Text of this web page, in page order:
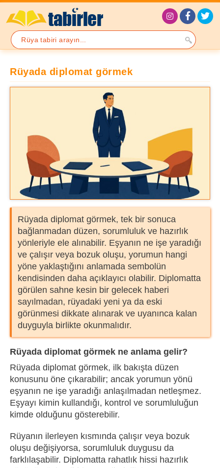
Rüyada diplomat görmek
Rüyada diplomat görmek, tek bir sonuca
bağlanmadan düzen, sorumluluk ve hazırlık
yönleriyle ele alınabilir. Eşyanın ne işe yaradığı
ve çalışır veya bozuk oluşu, yorumun hangi
yöne yaklaştığını anlamada sembolün
kendisinden daha açıklayıcı olabilir. Diplomatta
görülen sahne kesin bir gelecek haberi
sayılmadan, rüyadaki yeni ya da eski
görünmesi dikkate alınarak ve uyanınca kalan
duyguyla birlikte okunmalıdır.
Rüyada diplomat görmek ne anlama gelir?
Rüyada diplomat görmek, ilk bakışta düzen
konusunu öne çıkarabilir; ancak yorumun yönü
eşyanın ne işe yaradığı anlaşılmadan netleşmez.
Eşyayı kimin kullandığı, kontrol ve sorumluluğun
kimde olduğunu gösterebilir.
Rüyanın ilerleyen kısmında çalışır veya bozuk
oluşu değişiyorsa, sorumluluk duygusu da
farklılaşabilir. Diplomatta rahatlık hissi hazırlık